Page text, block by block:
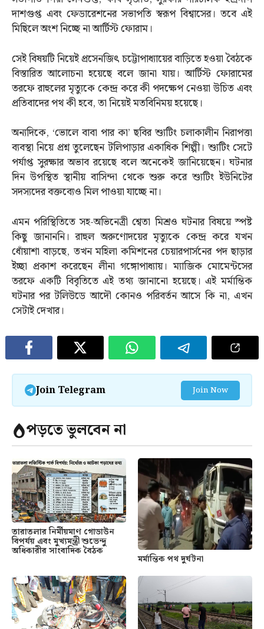
দাশগুপ্ত এবং ফেডারেশনের সভাপতি স্বরূপ বিশ্বাসের। তবে এই
মিছিলে অংশ নিচ্ছে না আর্টিস্ট ফোরাম।
সেই বিষয়টি নিয়েই প্রসেনজিৎ চট্টোপাধ্যায়ের বাড়িতে হওয়া বৈঠকে
বিস্তারিত আলোচনা হয়েছে বলে জানা যায়। আর্টিস্ট ফোরামের
তরফে রাহুলের মৃত্যুকে কেন্দ্র করে কী পদক্ষেপ নেওয়া উচিত এবং
প্রতিবাদের পথ কী হবে, তা নিয়েই মতবিনিময় হয়েছে।
অন্যদিকে, ‘ভোলে বাবা পার কা’ ছবির শ্যুটিং চলাকালীন নিরাপত্তা
ব্যবস্থা নিয়ে প্রশ্ন তুলেছেন টলিপাড়ার একাধিক শিল্পী। শ্যুটিং সেটে
পর্যাপ্ত সুরক্ষার অভাব রয়েছে বলে অনেকেই জানিয়েছেন। ঘটনার
দিন উপস্থিত স্থানীয় বাসিন্দা থেকে শুরু করে শ্যুটিং ইউনিটের
সদস্যদের বক্তব্যেও মিল পাওয়া যাচ্ছে না।
এমন পরিস্থিতিতে সহ-অভিনেত্রী শ্বেতা মিশ্রও ঘটনার বিষয়ে স্পষ্ট
কিছু জানাননি। রাহুল অরুণোদয়ের মৃত্যুকে কেন্দ্র করে যখন
ধোঁয়াশা বাড়ছে, তখন মহিলা কমিশনের চেয়ারপার্সনের পদ ছাড়ার
ইচ্ছা প্রকাশ করেছেন লীনা গঙ্গোপাধ্যায়। ম্যাজিক মোমেন্টসের
তরফে একটি বিবৃতিতে এই তথ্য জানানো হয়েছে। এই মর্মান্তিক
ঘটনার পর টলিউডে আদৌ কোনও পরিবর্তন আসে কি না, এখন
সেটাই দেখার।
Join Telegram Join Now
পড়তে ভুলবেন না
তারাতলার নির্মীয়মাণ গোডাউন
বিপর্যয় এবং মুখ্যমন্ত্রী শুভেন্দু
অধিকারীর সাংবাদিক বৈঠক
মর্মান্তিক পথ দুর্ঘটনা